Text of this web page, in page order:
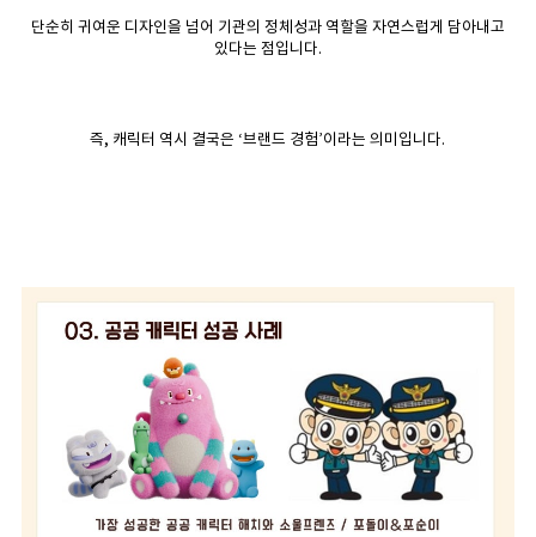
단순히 귀여운 디자인을 넘어 기관의 정체성과 역할을 자연스럽게 담아내고
있다는 점입니다.
즉, 캐릭터 역시 결국은 ‘브랜드 경험’이라는 의미입니다.